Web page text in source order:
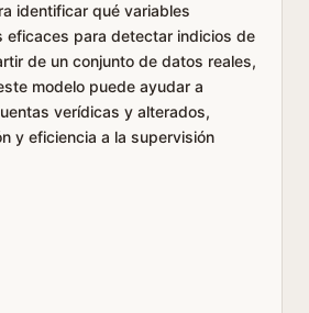
identificar qué variables
eficaces para detectar indicios de
de un conjunto de datos reales,
modelo puede ayudar a
verídicas y alterados,
y eficiencia a la supervisión